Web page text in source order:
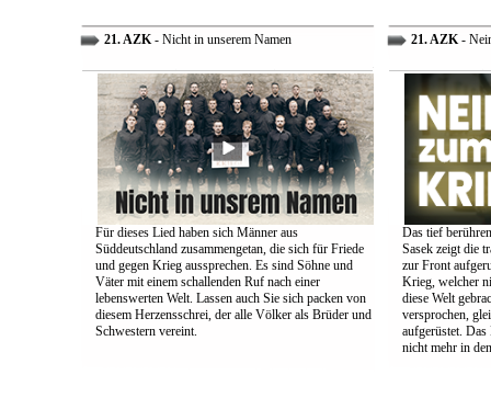
21. AZK- Nicht in unserem Namen
Für dieses Lied haben sich Männer aus
Süddeutschland zusammengetan, die sich für Friede
und gegen Krieg aussprechen. Es sind Söhne und
Väter mit einem schallenden Ruf nach einer
lebenswerten Welt. Lassen auch Sie sich packen von
diesem Herzensschrei, der alle Völker als Brüder und
Schwestern vereint.
21. AZK-
Das tief
Sasek zeigt die
zur Front
Krieg, welcher
diese Welt
versprochen,
aufgerüstet.
nicht mehr in